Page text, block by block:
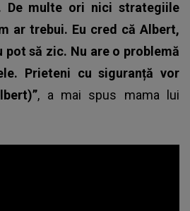
De multe ori nici strategiile
ar trebui. Eu cred că Albert,
pot să zic. Nu are o problemă
Prieteni cu siguranță vor
, a mai spus mama lui